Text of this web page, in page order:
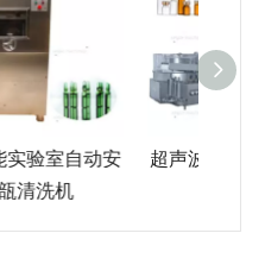
超声波立式高速安瓿
清洗机